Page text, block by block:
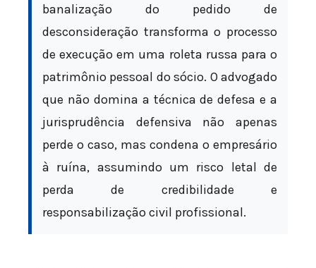
banalização do pedido de
desconsideração transforma o processo
de execução em uma roleta russa para o
patrimônio pessoal do sócio. O advogado
que não domina a técnica de defesa e a
jurisprudência defensiva não apenas
perde o caso, mas condena o empresário
à ruína, assumindo um risco letal de
perda de credibilidade e
responsabilização civil profissional.